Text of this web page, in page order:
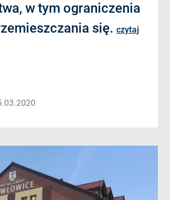
w tym ograniczenia
się. czytaj